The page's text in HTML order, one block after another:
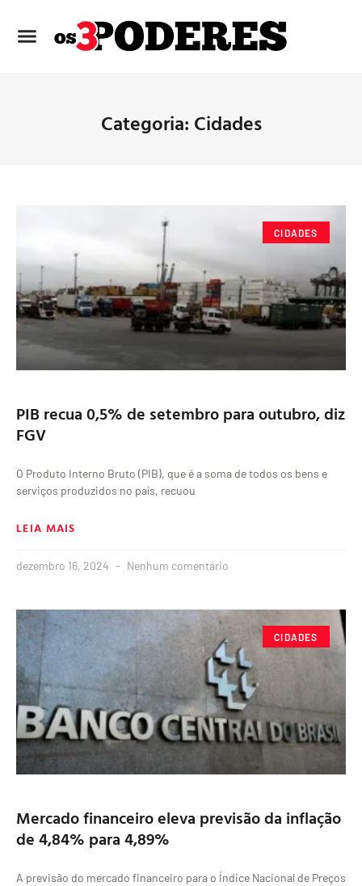
Categoria: Cidades
CIDADES
PIB recua 0,5% de setembro para outubro, diz
FGV
O Produto Interno Bruto (PIB), que é a soma de todos os bens e
serviços produzidos no país, recuou
LEIA MAIS
dezembro 16, 2024 Nenhum comentário
CIDADES
Mercado financeiro eleva previsão da inflação
de 4,84% para 4,89%
A previsão do mercado financeiro para o Índice Nacional de Preços